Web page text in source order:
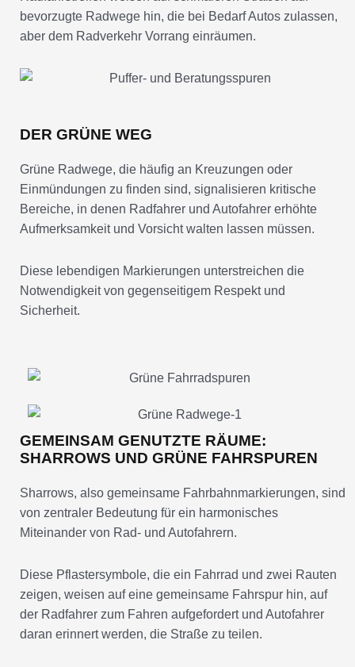
bevorzugte Radwege hin, die bei Bedarf Autos zulassen,
aber dem Radverkehr Vorrang einräumen.
DER GRÜNE WEG
Grüne Radwege, die häufig an Kreuzungen oder
Einmündungen zu finden sind, signalisieren kritische
Bereiche, in denen Radfahrer und Autofahrer erhöhte
Aufmerksamkeit und Vorsicht walten lassen müssen.
Diese lebendigen Markierungen unterstreichen die
Notwendigkeit von gegenseitigem Respekt und
Sicherheit.
GEMEINSAM GENUTZTE RÄUME:
SHARROWS UND GRÜNE FAHRSPUREN
Sharrows, also gemeinsame Fahrbahnmarkierungen, sind
von zentraler Bedeutung für ein harmonisches
Miteinander von Rad- und Autofahrern.
Diese Pflastersymbole, die ein Fahrrad und zwei Rauten
zeigen, weisen auf eine gemeinsame Fahrspur hin, auf
der Radfahrer zum Fahren aufgefordert und Autofahrer
daran erinnert werden, die Straße zu teilen.